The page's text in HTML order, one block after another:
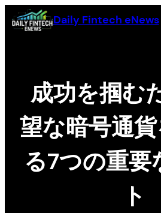
Skip
to
Daily Fintech eNews
成功を掴む
望な暗号通
る7つの重要
ト